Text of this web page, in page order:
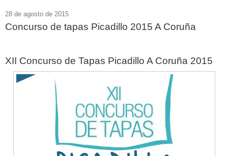
28 de agosto de 2015
Concurso de tapas Picadillo 2015 A Coruña
XII Concurso de Tapas Picadillo A Coruña 2015